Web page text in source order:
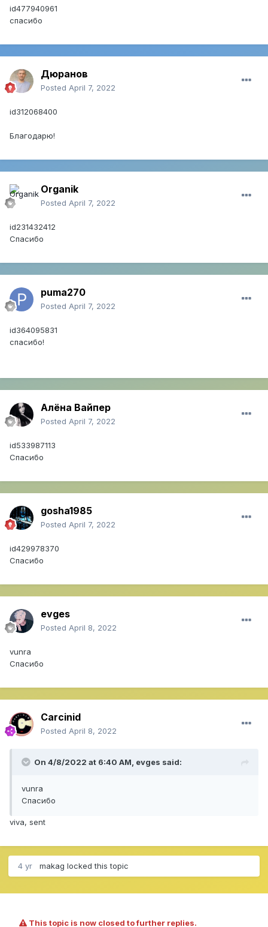
id477940961
cпасибо
Дюранов
Posted April 7, 2022
id312068400
Благодарю!
Organik
Posted April 7, 2022
id231432412
Спасибо
puma270
Posted April 7, 2022
id364095831
cпасибо!
Алёна Вайпер
Posted April 7, 2022
id533987113
Спасибо
gosha1985
Posted April 7, 2022
id429978370
Cпасибо
evges
Posted April 8, 2022
vunra
Спасибо
Carcinid
Posted April 8, 2022
On 4/8/2022 at 6:40 AM, evges said:
vunra
Спасибо
viva, sent
4 yr makag locked this topic
This topic is now closed to further replies.